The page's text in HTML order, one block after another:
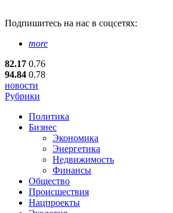
Подпишитесь на нас в соцсетях:
more
82.17 0.76
94.84 0.78
новости
Рубрики
Политика
Бизнес
Экономика
Энергетика
Недвижимость
Финансы
Общество
Происшествия
Нацпроекты